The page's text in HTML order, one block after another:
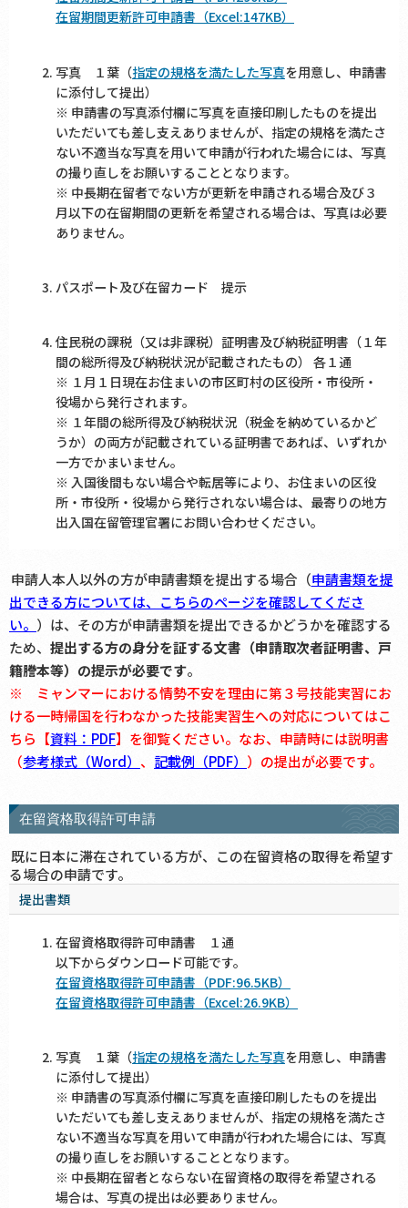
在留期間更新許可申請書（Excel:147KB）
写真 １葉（指定の規格を満たした写真を用意し、申請書
に添付して提出）
※ 申請書の写真添付欄に写真を直接印刷したものを提出
いただいても差し支えありませんが、指定の規格を満たさ
ない不適当な写真を用いて申請が行われた場合には、写真
の撮り直しをお願いすることとなります。
※ 中長期在留者でない方が更新を申請される場合及び３
月以下の在留期間の更新を希望される場合は、写真は必要
ありません。
パスポート及び在留カード 提示
住民税の課税（又は非課税）証明書及び納税証明書（１年
間の総所得及び納税状況が記載されたもの） 各１通
※ １月１日現在お住まいの市区町村の区役所・市役所・
役場から発行されます。
※ １年間の総所得及び納税状況（税金を納めているかど
うか）の両方が記載されている証明書であれば、いずれか
一方でかまいません。
※ 入国後間もない場合や転居等により、お住まいの区役
所・市役所・役場から発行されない場合は、最寄りの地方
出入国在留管理官署にお問い合わせください。
申請人本人以外の方が申請書類を提出する場合（申請書類を提
出できる方については、こちらのページを確認してくださ
い。 ）は、その方が申請書類を提出できるかどうかを確認する
ため、 提出する方の身分を証する文書（申請取次者証明書、戸
籍謄本等）の提示が必要です。
※ ミャンマーにおける情勢不安を理由に第３号技能実習にお
ける一時帰国を行わなかった技能実習生への対応についてはこ
ちら【資料：PDF】を御覧ください。なお、申請時には説明書
（参考様式（Word） 、 記載例（PDF） ）の提出が必要です。
在留資格取得許可申請
既に日本に滞在されている方が、この在留資格の取得を希望す
る場合の申請です。
提出書類
在留資格取得許可申請書 １通
以下からダウンロード可能です。
在留資格取得許可申請書（PDF:96.5KB）
在留資格取得許可申請書（Excel:26.9KB）
写真 １葉（指定の規格を満たした写真を用意し、申請書
に添付して提出）
※ 申請書の写真添付欄に写真を直接印刷したものを提出
いただいても差し支えありませんが、指定の規格を満たさ
ない不適当な写真を用いて申請が行われた場合には、写真
の撮り直しをお願いすることとなります。
※ 中長期在留者とならない在留資格の取得を希望される
場合は、写真の提出は必要ありません。